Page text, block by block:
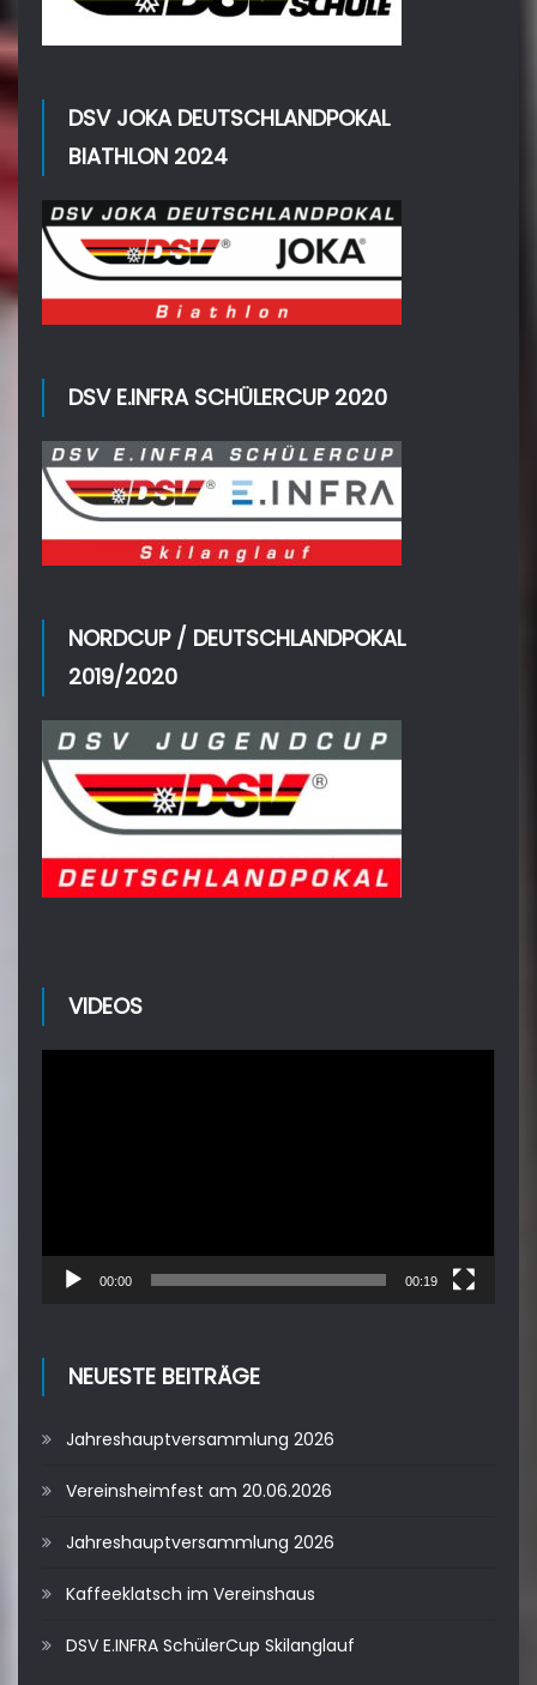
DSV JOKA DEUTSCHLANDPOKAL
BIATHLON 2024
DSV E.INFRA SCHÜLERCUP 2020
NORDCUP / DEUTSCHLANDPOKAL
2019/2020
VIDEOS
00:00 00:19
NEUESTE BEITRÄGE
Jahreshauptversammlung 2026
Vereinsheimfest am 20.06.2026
Jahreshauptversammlung 2026
Kaffeeklatsch im Vereinshaus
DSV E.INFRA SchülerCup Skilanglauf